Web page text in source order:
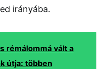
irányába.
rémálommá vált a
útja: többen